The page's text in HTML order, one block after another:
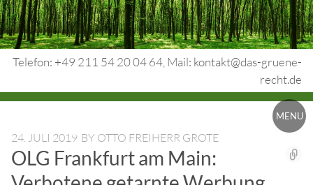
Skip
to
content
Telefon: +49 211 54 20 04 64, Mail: kontakt@das-gruene-
recht.de
Medienrecht.
gewerbl.
MENU
24. JULI 2019 BY OTTO FREIHERR GROTE
OLG Frankfurt am Main: